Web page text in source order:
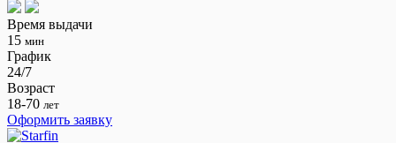
Время выдачи
15 мин
График
24/7
Возраст
18-70 лет
Оформить заявку